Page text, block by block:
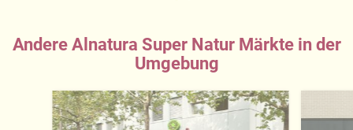
Andere Alnatura Super Natur Märkte in der
Umgebung